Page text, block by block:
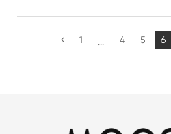
1 ... 4 5 6